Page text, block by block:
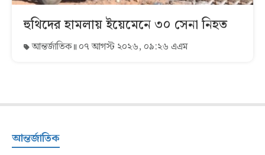
হুথিদের হামলায় ইয়েমেনে ৩০ সেনা নিহত
আন্তর্জাতিক ০৭ আগস্ট ২০২৬, ০৯:২৬ এএম
আন্তর্জাতিক